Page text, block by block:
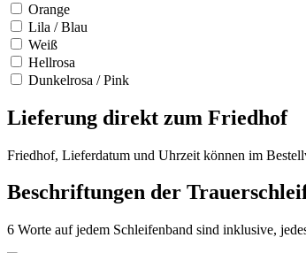
Orange
Lila / Blau
Weiß
Hellrosa
Dunkelrosa / Pink
Lieferung direkt zum Friedhof
Friedhof, Lieferdatum und Uhrzeit können im
Beschriftungen der
6 Worte auf jedem Schleifenband sind inklusive,